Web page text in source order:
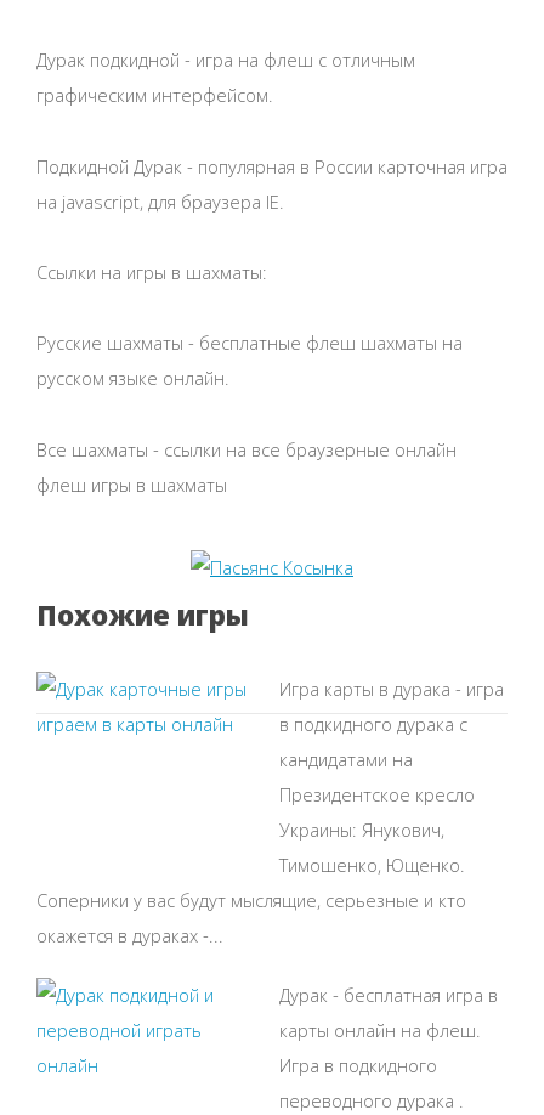
Дурак подкидной - игра на флеш с отличным
графическим интерфейсом.
Подкидной Дурак - популярная в России карточная игра
на javascript, для браузера IE.
Ссылки на игры в шахматы:
Русские шахматы - бесплатные флеш шахматы на
русском языке онлайн.
Все шахматы - ссылки на все браузерные онлайн
флеш игры в шахматы
Похожие игры
Игра карты в дурака - игра
в подкидного дурака с
кандидатами на
Президентское кресло
Украины: Янукович,
Тимошенко, Ющенко.
Соперники у вас будут мыслящие, серьезные и кто
окажется в дураках -...
Дурак - бесплатная игра в
карты онлайн на флеш.
Игра в подкидного
переводного дурака .